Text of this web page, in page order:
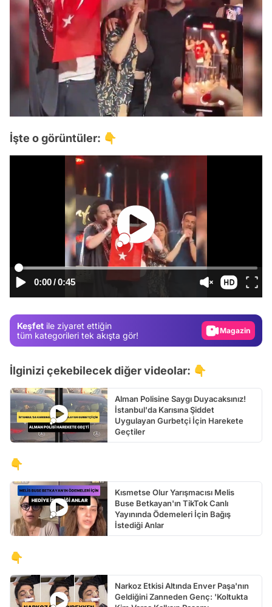
İşte o görüntüler: 👇
0:00/0:45
Keşfet ile ziyaret ettiğin
tüm kategorileri tek akışta gör!
Test
Gündem
Video
İlginizi çekebilecek diğer videolar: 👇
Alman Polisine Saygı Duyacaksınız!
İstanbul'da Karısına Şiddet
Uygulayan Gurbetçi İçin Harekete
Geçtiler
👇
Kısmetse Olur Yarışmacısı Melis
Buse Betkayan'ın TikTok Canlı
Yayınında Ödemeleri İçin Bağış
İstediği Anlar
👇
Narkoz Etkisi Altında Enver Paşa'nın
Geldiğini Zanneden Genç: 'Koltukta